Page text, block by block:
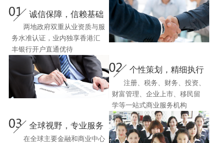
诚信保障，信赖基础
两地政府双重从业资质与服
务水准认证，业内独享香港汇
丰银行开户直通优待
个性策划，精细执行
注册、税务、财务、投资、
财富管理、企业上市、移民留
学等一站式商业服务机构
全球视野，专业服务
在全球主要金融和商业中心